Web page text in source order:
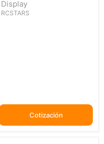
In
One
Display
RCSTARS
Cotización